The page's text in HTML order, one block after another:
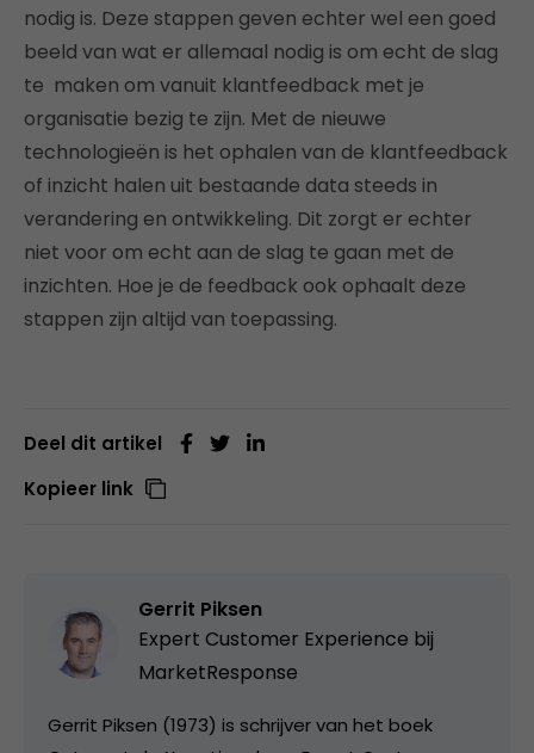
nodig is. Deze stappen geven echter wel een goed
beeld van wat er allemaal nodig is om echt de slag
te maken om vanuit klantfeedback met je
organisatie bezig te zijn. Met de nieuwe
technologieën is het ophalen van de klantfeedback
of inzicht halen uit bestaande data steeds in
verandering en ontwikkeling. Dit zorgt er echter
niet voor om echt aan de slag te gaan met de
inzichten. Hoe je de feedback ook ophaalt deze
stappen zijn altijd van toepassing.
Deel dit artikel
Kopieer link
Gerrit Piksen
Expert Customer Experience bij
MarketResponse
Gerrit Piksen (1973) is schrijver van het boek